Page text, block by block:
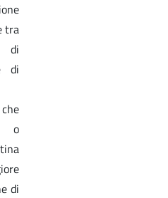
tra
di
di
o
di